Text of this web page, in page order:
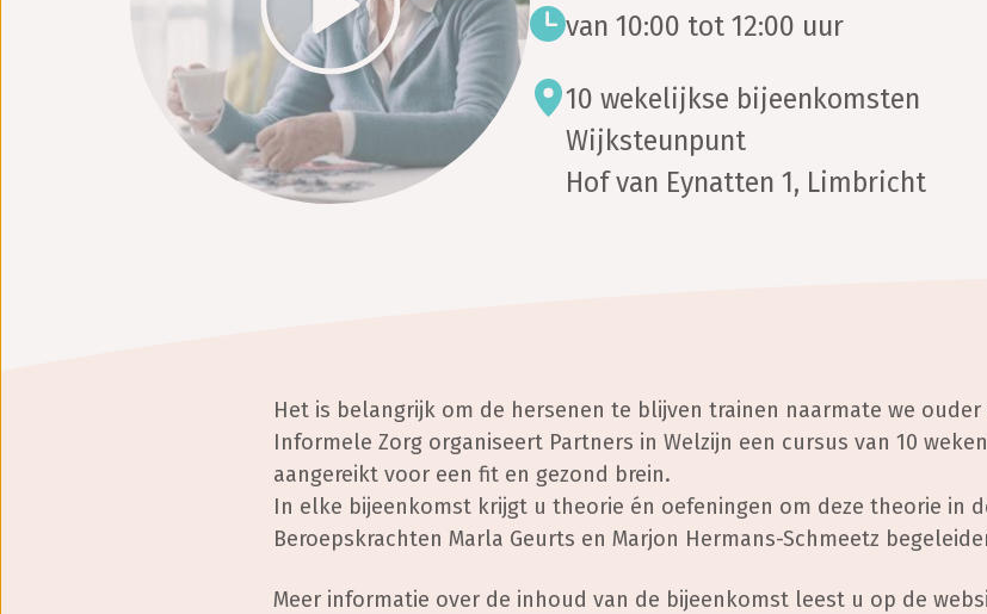
van 10:00 tot 12:00 uur
10 wekelijkse bijeenkomsten
Wijksteunpunt
Hof van Eynatten 1, Limbricht
Het is belangrijk om de hersenen te blijven trainen naarmate we
Informele Zorg organiseert Partners in Welzijn een cursus van 10
aangereikt voor een fit en gezond brein.
In elke bijeenkomst krijgt u theorie én oefeningen om deze theorie in
Beroepskrachten Marla Geurts en Marjon Hermans-Schmeetz
Meer informatie over de inhoud van de bijeenkomst leest u op de